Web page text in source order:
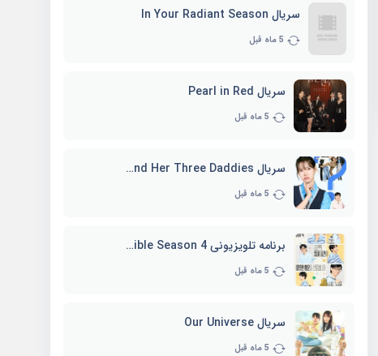
سریال In Your Radiant Season
5 ماه قبل
سریال Pearl in Red
5 ماه قبل
سریال Marie and Her Three Daddies
5 ماه قبل
برنامه تلویزیونی Whenever Possible Season 4
5 ماه قبل
سریال Our Universe
5 ماه قبل